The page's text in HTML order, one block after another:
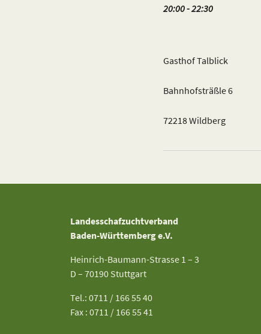
20:00 - 22:30
Gasthof Talblick
Bahnhofsträßle 6
72218 Wildberg
Landesschafzuchtverband
Baden-Württemberg e.V.
Heinrich-Baumann-Strasse 1 – 3
D – 70190 Stuttgart
Tel.: 0711 / 166 55 40
Fax : 0711 / 166 55 41